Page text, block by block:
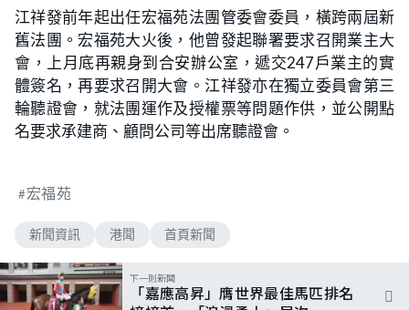
江祥發前年起出任宏福苑法團管委會委員，橫跨兩屆新
舊法團。宏福苑大火後，他曾發起聯署要求召開業主大
會，上月底再親身到合安辦公室，遞交247戶業主的實
體簽名，再要求召開大會。江祥發亦在獨立委員會第三
輪聽證會，就法團運作及授權票等問題作供，並公開點
名要求承建商、顧問公司等出席聽證會。
宏福苑
新聞資訊 港聞 首頁新聞
下一則新聞
「嘉應高昇」膺世界最佳馬匹排名